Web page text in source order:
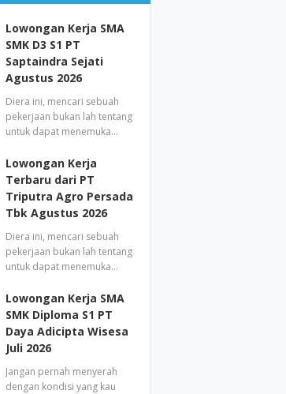
Lowongan Kerja SMA
SMK D3 S1 PT
Saptaindra Sejati
Agustus 2026
Diera ini, mencari sebuah
pekerjaan bukan lah tentang
untuk dapat menemuka…
Lowongan Kerja
Terbaru dari PT
Triputra Agro Persada
Tbk Agustus 2026
Diera ini, mencari sebuah
pekerjaan bukan lah tentang
untuk dapat menemuka…
Lowongan Kerja SMA
SMK Diploma S1 PT
Daya Adicipta Wisesa
Juli 2026
Jangan pernah menyerah
dengan kondisi yang kau